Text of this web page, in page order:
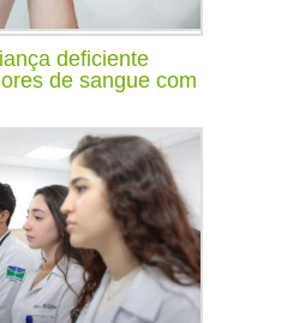
deficiente
de sangue com